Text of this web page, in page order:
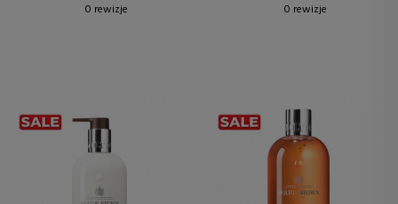
0 rewizje
0 rewizje